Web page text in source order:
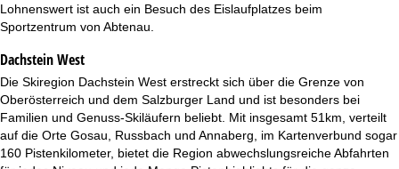
t
Lohnenswert ist auch ein Besuch des Eislaufplatzes beim
Sportzentrum von Abtenau.
Dachstein West
Die Skiregion Dachstein West erstreckt sich über die Grenze von
Oberösterreich und dem Salzburger Land und ist besonders bei
Familien und Genuss-Skiläufern beliebt. Mit insgesamt 51km, verteilt
auf die Orte Gosau, Russbach und Annaberg, im Kartenverbund sogar
160 Pistenkilometer, bietet die Region abwechslungsreiche Abfahrten